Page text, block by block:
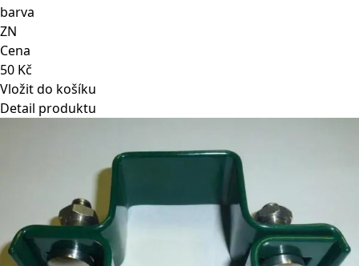
barva
ZN
Cena
50 Kč
Vložit do košíku
Detail produktu